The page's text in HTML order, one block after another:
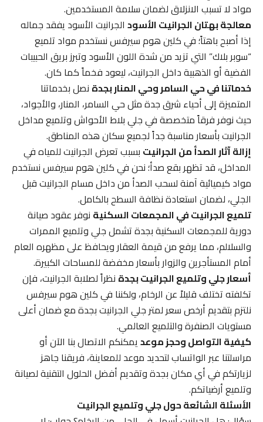
مواد لا تسبب الانزلاق لضمان سلامة المستخدمين.
معالجة بهتان الجرانيت الأسودالجرانيت الأسود يفقد جماله
إذا أصبح باهتاً؛ في كلين هوم سيرفس نستخدم مواد تلميع
“سوبر بلاك” التي تزيد من شدة اللون الأسود وتبرز بريق الحبيبات
الفضية أو الذهبية داخل الجرانيت، ليعود فخماً كما كان.
خدماتنا في حي السامر وحي المنار بجدةنصل بخدماتنا
المتميزة إلى أحياء شرق جدة مثل حي السامر، المنار، والأجواد،
حيث نوفر فرقاً متخصصة في جلي بلاط الأحواش وتلميع مداخل
الجرانيت بأسعار مناسبة جداً لجميع سكان هذه المناطق.
إزالة آثار الصدأ من الجرانيتبسبب تعرض الجرانيت للمياه في
المداخل، قد تظهر بقع صدأ؛ نحن في كلين هوم سيرفس نستخدم
مواد كيميائية آمنة لسحب الصدأ من داخل مسام الجرانيت قبل
الجلي، لضمان استعادة نظافة السطح بالكامل.
تلميع الجرانيت في المجمعات السكنيةنوفر عقود صيانة
دورية للمجمعات السكنية بجدة تشمل جلي وتلميع الممرات
والسلالم، مما يرفع من قيمة العقار ويحافظ على مظهره العام
أمام المستأجرين والزوار بأسعار مخفضة للمساحات الكبيرة.
أسعار جلي وتلميع الجرانيت بجدةنظراً لصلابة الجرانيت، فإن
تكلفته تختلف قليلاً عن الرخام، ولكننا في كلين هوم سيرفس
نلتزم بتقديم أرخص سعر لمتر جلي الجرانيت بجدة مع ضمان أعلى
مستويات الصنفرة والتلميع العالمي.
كيفية التواصل وحجز موعديمكنكم الاتصال بنا الآن أو
مراسلتنا عبر الواتساب لتحديد موعد للمعاينة، فريقنا جاهز
لزيارتكم في أي مكان بجدة وتقديم أفضل الحلول التقنية لصيانة
وتلميع أرضياتكم.
الأسئلة الشائعة حول جلي وتلميع الجرانيت